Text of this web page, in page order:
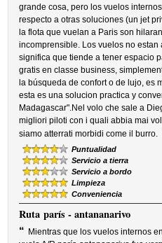
grande cosa, pero los vuelos
respecto a otras soluciones (un jet
la flota que vuelan a Paris son
incomprensible. Los vuelos no estan
significa que tiende a tener espacio
gratis en classe business,
la búsqueda de confort o de lujo, es
esta es una solucion practica y
Madagascar".Nel volo che sale a
migliori piloti con i quali abbia mai
siamo atterrati morbidi come il burro.
Puntualidad
Servicio a tierra
Servicio a bordo
Limpieza
Conveniencia
Rutaparís - antananarivo
“ Mientras que los vuelos internos